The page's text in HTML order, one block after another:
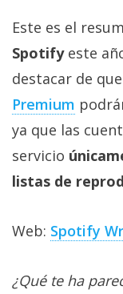
Este es el
Spotifyeste
destacar de
Premium
ya que las
servicio
listas de
Web: Spotify
¿Qué te ha